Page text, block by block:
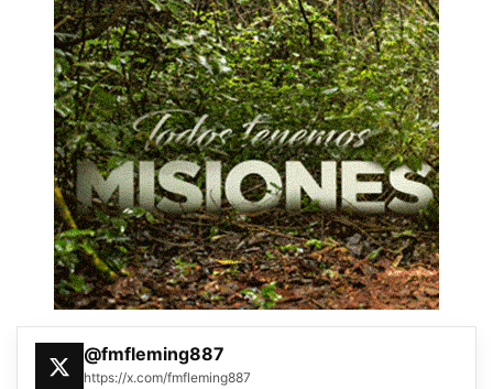
@fmfleming887
https://x.com/fmfleming887